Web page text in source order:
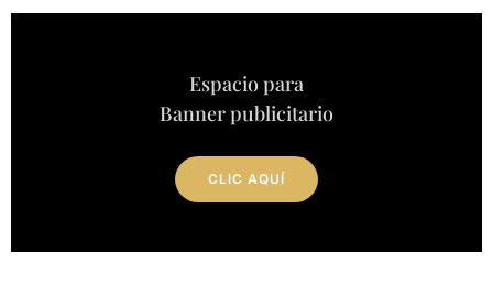
Espacio para
Banner publicitario
CLIC AQUÍ